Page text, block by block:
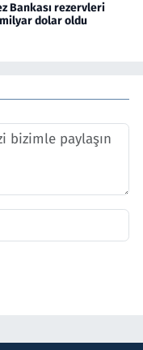
Bankası rezervleri
dolar oldu